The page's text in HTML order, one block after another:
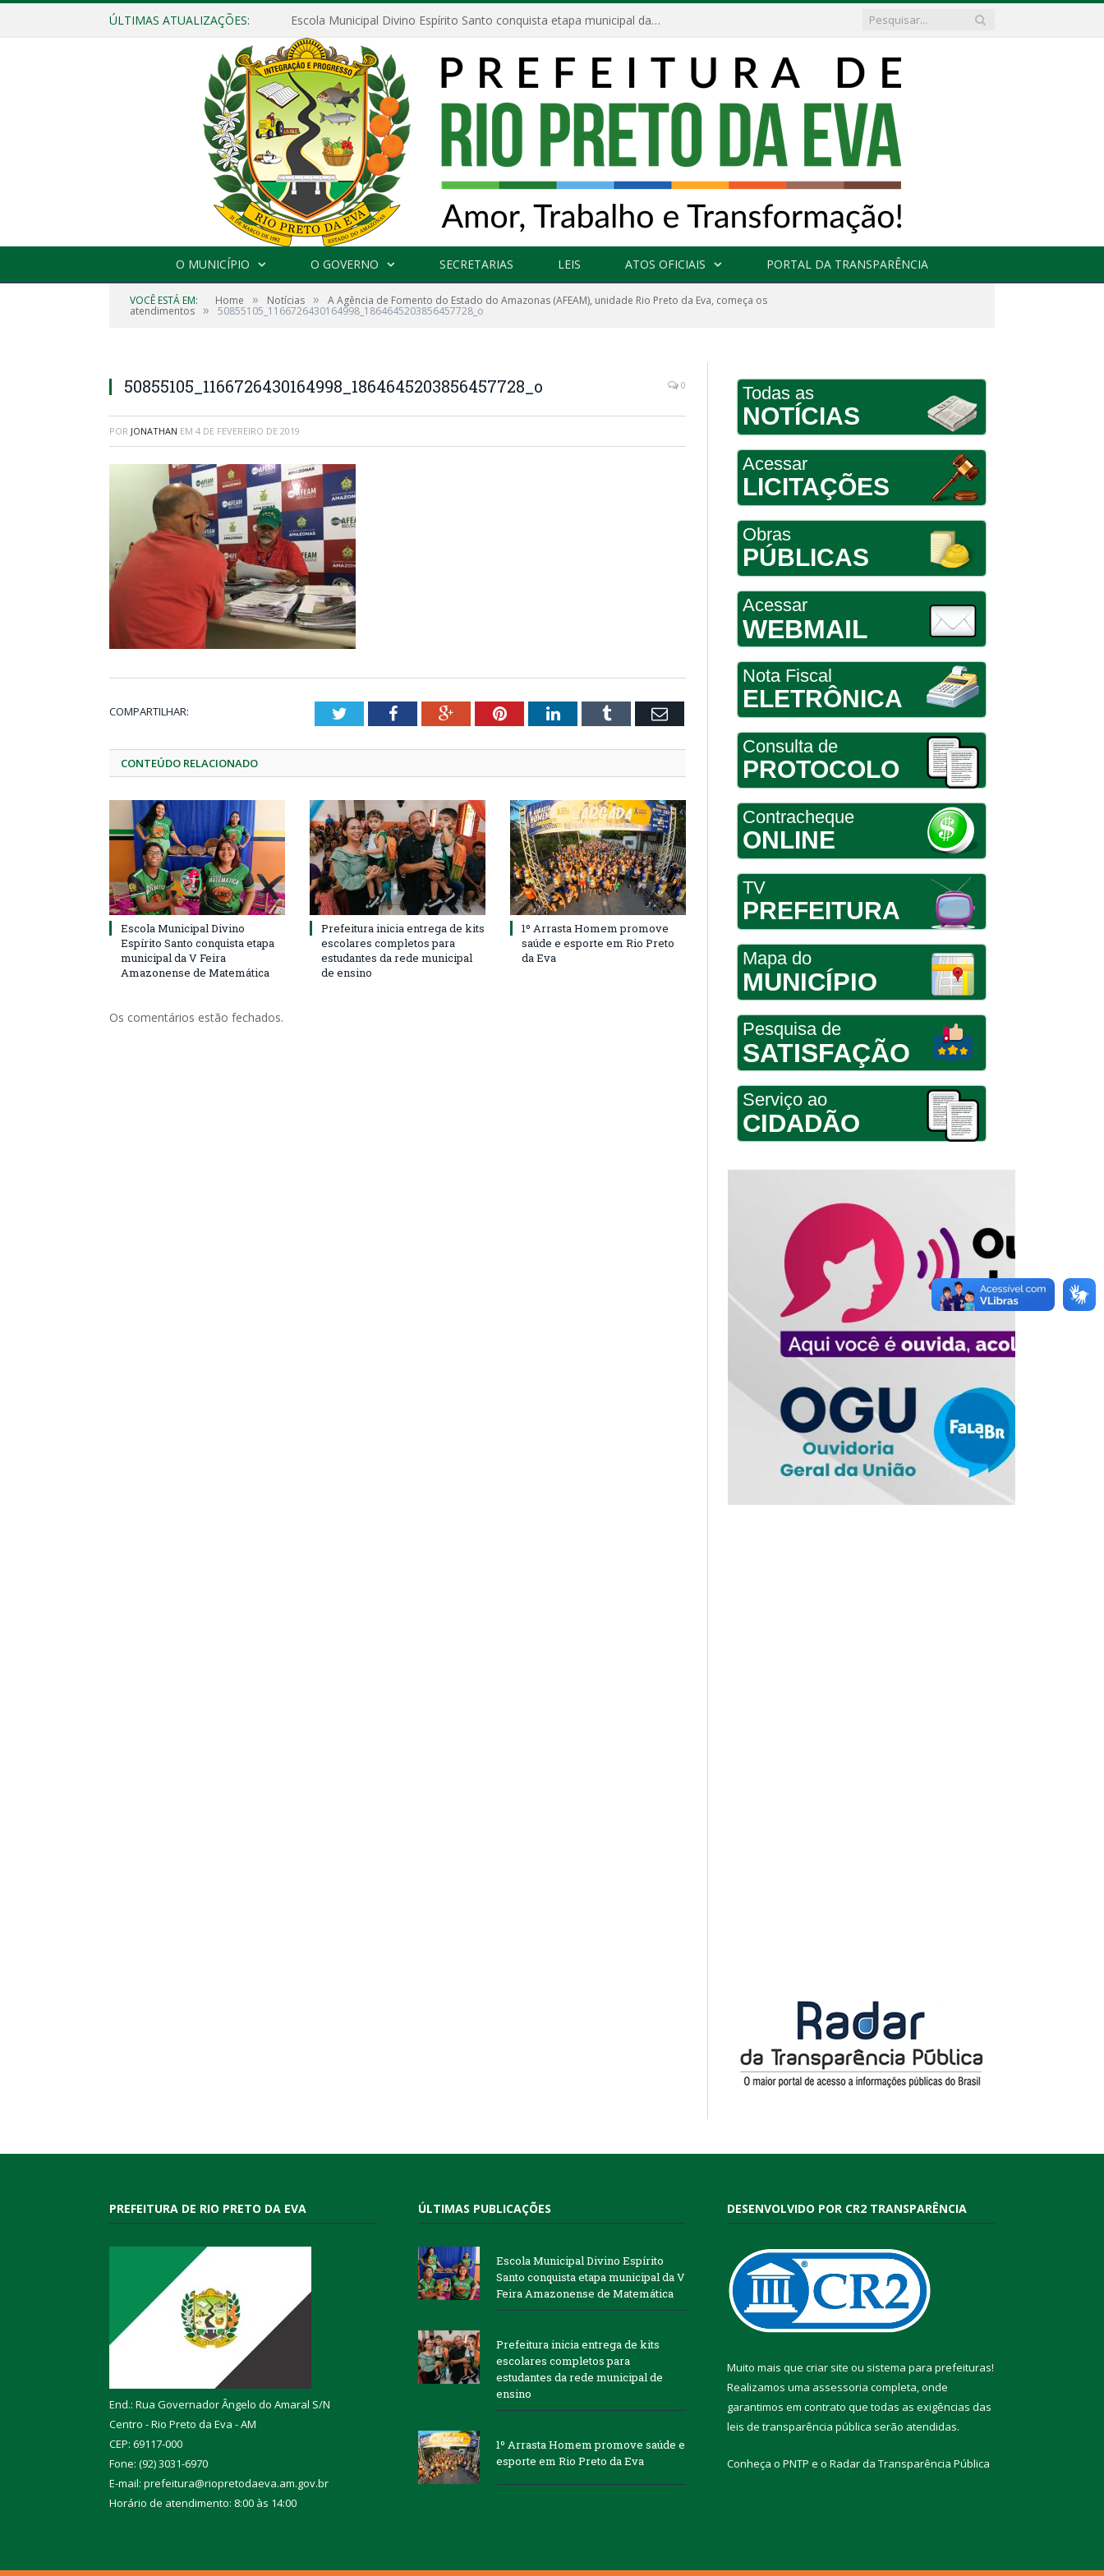
ÚLTIMAS ATUALIZAÇÕES: Escola Municipal Divino Espírito Santo conquista etapa municipal da V Feira Amazonense de Matemática
O MUNICÍPIO O GOVERNO SECRETARIAS LEIS ATOS OFICIAIS PORTAL DA TRANSPARÊNCIA
VOCÊ ESTÁ EM: Home » Notícias » A Agência de Fomento do Estado do Amazonas (AFEAM), unidade Rio Preto da Eva, começa os
atendimentos » 50855105_1166726430164998_1864645203856457728_o
50855105_1166726430164998_1864645203856457728_o 0
POR JONATHAN EM 4 DE FEVEREIRO DE 2019
COMPARTILHAR: TwitterFacebookGoogle+PinterestLinkedInTumblr Email
CONTEÚDO RELACIONADO
Escola Municipal Divino
Espírito Santo conquista etapa
municipal da V Feira
Amazonense de Matemática
Prefeitura inicia entrega de kits
escolares completos para
estudantes da rede municipal
de ensino
1º Arrasta Homem promove
saúde e esporte em Rio Preto
da Eva
Os comentários estão fechados.
Todas as
NOTÍCIAS
Acessar
LICITAÇÕES
Obras
PÚBLICAS
Acessar
WEBMAIL
Nota Fiscal
ELETRÔNICA
Consulta de
PROTOCOLO
Contracheque
ONLINE
TV
PREFEITURA
Mapa do
MUNICÍPIO
Pesquisa de
SATISFAÇÃO
Serviço ao
CIDADÃO
PREFEITURA DE RIO PRETO DA EVA
End.: Rua Governador Ângelo do Amaral S/N
Centro - Rio Preto da Eva - AM
CEP: 69117-000
Fone: (92) 3031-6970
E-mail: prefeitura@riopretodaeva.am.gov.br
Horário de atendimento: 8:00 às 14:00
ÚLTIMAS PUBLICAÇÕES
Escola Municipal Divino Espírito
Santo conquista etapa municipal da V
Feira Amazonense de Matemática
Prefeitura inicia entrega de kits
escolares completos para
estudantes da rede municipal de
ensino
1º Arrasta Homem promove saúde e
esporte em Rio Preto da Eva
DESENVOLVIDO POR CR2 TRANSPARÊNCIA
Muito mais que criar site ou sistema para prefeituras!
Realizamos uma assessoria completa, onde
garantimos em contrato que todas as exigências das
leis de transparência pública serão atendidas.
Conheça o PNTP e o Radar da Transparência Pública